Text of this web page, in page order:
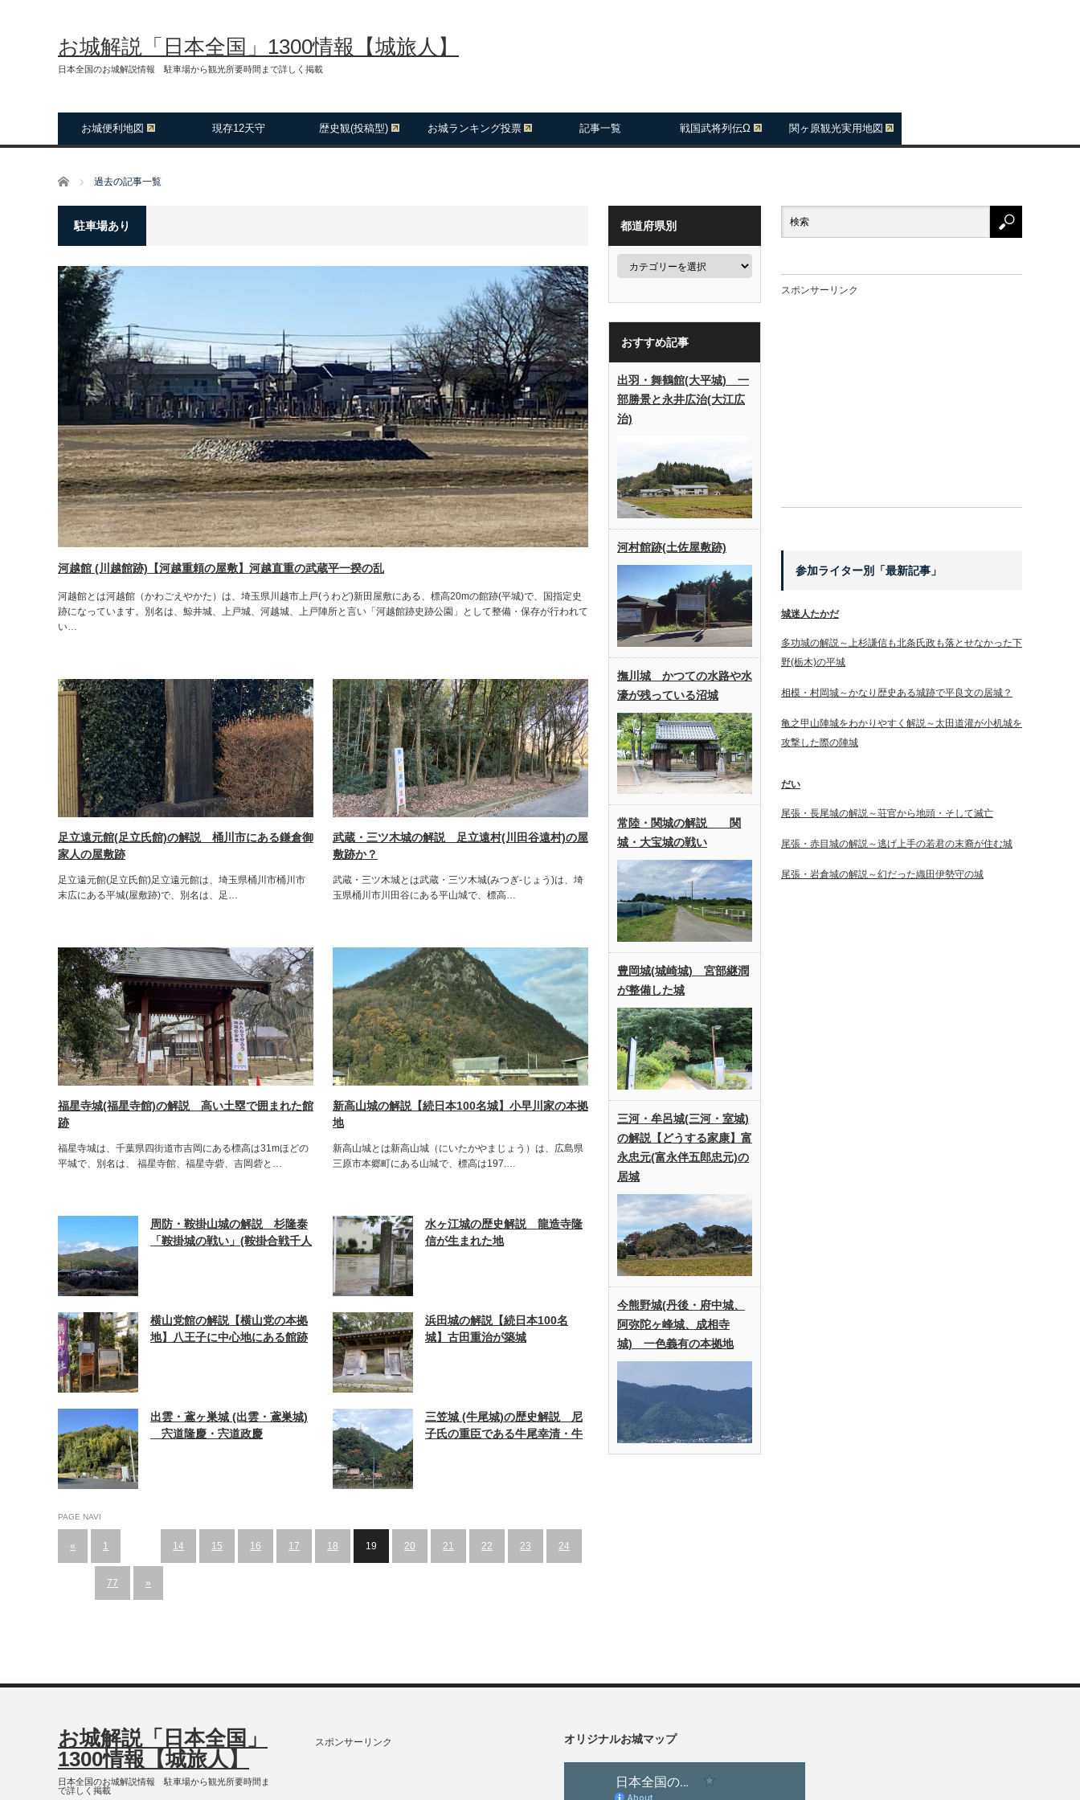
お城解説「日本全国」1300情報【城旅人】
日本全国のお城解説情報 駐車場から観光所要時間まで詳しく掲載
お城便利地図 現存12天守 歴史観(投稿型) お城ランキング投票 記事一覧 戦国武将列伝Ω 関ヶ原観光実用地図
ホーム 過去の記事一覧
駐車場あり
河越館 (川越館跡)【河越重頼の屋敷】河越直重の武蔵平一揆の乱
河越館とは河越館（かわごえやかた）は、埼玉県川越市上戸(うわど)新田屋敷にある、標高20mの館跡(平城)で、国指定史
跡になっています。別名は、鯨井城、上戸城、河越城、上戸陣所と言い「河越館跡史跡公園」として整備・保存が行われて
い…
足立遠元館(足立氏館)の解説 桶川市にある鎌倉御
家人の屋敷跡
足立遠元館(足立氏館)足立遠元館は、埼玉県桶川市桶川市
末広にある平城(屋敷跡)で、別名は、足…
武蔵・三ツ木城の解説 足立遠村(川田谷遠村)の屋
敷跡か？
武蔵・三ツ木城とは武蔵・三ツ木城(みつぎ-じょう)は、埼
玉県桶川市川田谷にある平山城で、標高…
福星寺城(福星寺館)の解説 高い土塁で囲まれた館
跡
福星寺城は、千葉県四街道市吉岡にある標高は31mほどの
平城で、別名は、 福星寺館、福星寺砦、吉岡砦と…
新高山城の解説【続日本100名城】小早川家の本拠
地
新高山城とは新高山城（にいたかやまじょう）は、広島県
三原市本郷町にある山城で、標高は197.…
周防・鞍掛山城の解説 杉隆泰
「鞍掛城の戦い」(鞍掛合戦千人
水ヶ江城の歴史解説 龍造寺隆
信が生まれた地
横山党館の解説【横山党の本拠
地】八王子に中心地にある館跡
浜田城の解説【続日本100名
城】古田重治が築城
出雲・鳶ヶ巣城 (出雲・鳶巣城)
宍道隆慶・宍道政慶
三笠城 (牛尾城)の歴史解説 尼
子氏の重臣である牛尾幸清・牛
PAGE NAVI
« 1 14 15 16 17 18 19 20 21 22 23 24
77 »
都道府県別
おすすめ記事
出羽・舞鶴館(大平城) 一
部勝景と永井広治(大江広
治)
河村館跡(土佐屋敷跡)
撫川城 かつての水路や水
濠が残っている沼城
常陸・関城の解説 関
城・大宝城の戦い
豊岡城(城崎城) 宮部継潤
が整備した城
三河・牟呂城(三河・室城)
の解説【どうする家康】富
永忠元(富永伴五郎忠元)の
居城
今熊野城(丹後・府中城、
阿弥陀ヶ峰城、成相寺
城) 一色義有の本拠地
スポンサーリンク
参加ライター別「最新記事」
城迷人たかだ
多功城の解説～上杉謙信も北条氏政も落とせなかった下
野(栃木)の平城
相模・村岡城～かなり歴史ある城跡で平良文の居城？
亀之甲山陣城をわかりやすく解説～太田道灌が小机城を
攻撃した際の陣城
だい
尾張・長尾城の解説～荘官から地頭・そして滅亡
尾張・赤目城の解説～逃げ上手の若君の末裔が住む城
尾張・岩倉城の解説～幻だった織田伊勢守の城
スポンサーリンク オリジナルお城マップ
お城解説「日本全国」
1300情報【城旅人】
日本全国のお城解説情報 駐車場から観光所要時間ま
で詳しく掲載